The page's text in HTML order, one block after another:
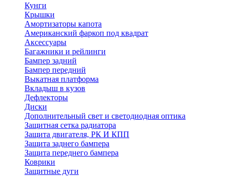
Кунги
Крышки
Амортизаторы капота
Американский фаркоп под квадрат
Аксессуары
Багажники и рейлинги
Бампер задний
Бампер передний
Выкатная платформа
Вкладыш в кузов
Дефлекторы
Диски
Дополнительный свет и светодиодная оптика
Защитная сетка радиатора
Защита двигателя, РК И КПП
Защита заднего бампера
Защита переднего бампера
Коврики
Защитные дуги